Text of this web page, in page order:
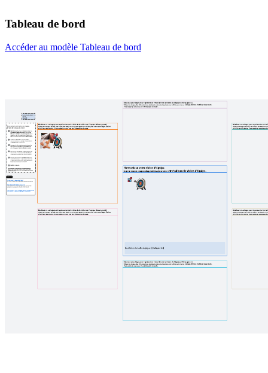
Tableau de bord
Accéder au modèle Tableau de bord